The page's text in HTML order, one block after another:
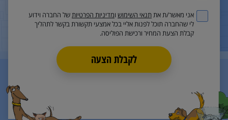
אני מאשר/ת אתתנאי השימוש ומדיניות הפרטיותשל החברה וידוע
לי שהחברה תוכל לפנות אליי בכל אמצעי תקשורת בקשר לתהליך
קבלת הצעת המחיר ורכישת הפוליסה.
לקבלת הצעה